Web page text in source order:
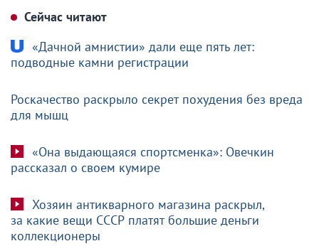
Сейчас читают
«Дачной амнистии» дали еще пять лет:
подводные камни регистрации
Роскачество раскрыло секрет похудения без вреда
для мышц
«Она выдающаяся спортсменка»: Овечкин
рассказал о своем кумире
Хозяин антикварного магазина раскрыл,
за какие вещи СССР платят большие деньги
коллекционеры